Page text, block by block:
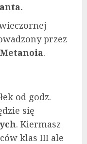
przez
.
od godz.
się
. Kiermasz
klas III ale